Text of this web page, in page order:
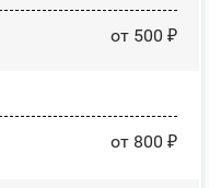
от 500 ₽
от 800 ₽